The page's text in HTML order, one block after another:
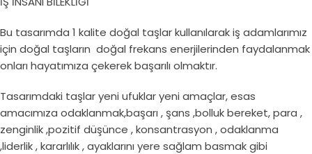
Bu tasarımda 1 kalite doğal taşlar kullanılarak iş adamlarımız
için doğal taşların doğal frekans enerjilerinden faydalanmak
onları hayatımıza çekerek başarılı olmaktır.
Tasarımdaki taşlar yeni ufuklar yeni amaçlar, esas
amacımıza odaklanmak,başarı , şans ,bolluk bereket, para ,
zenginlik ,pozitif düşünce , konsantrasyon , odaklanma
,liderlik , kararlılık , ayaklarını yere sağlam basmak gibi